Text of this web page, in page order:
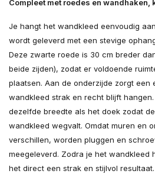
Compleet met roedes en wandhaken,
Je hangt het wandkleed eenvoudig
wordt geleverd met een stevige
Deze zwarte roede is 30 cm breder
beide zijden), zodat er voldoende
plaatsen. Aan de onderzijde zorgt een
wandkleed strak en recht blijft
dezelfde breedte als het doek zodat
wandkleed wegvalt. Omdat muren en
verschillen, worden pluggen en
meegeleverd. Zodra je het wandkleed
het direct een strak en stijlvol resultaat.